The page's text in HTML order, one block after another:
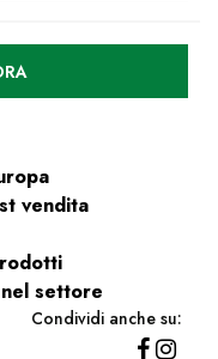
vendita
settore
Condividi anche su: